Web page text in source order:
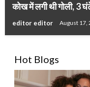
कोख में लगी थी गोली, 3
editor editor August 17,
Hot Blogs